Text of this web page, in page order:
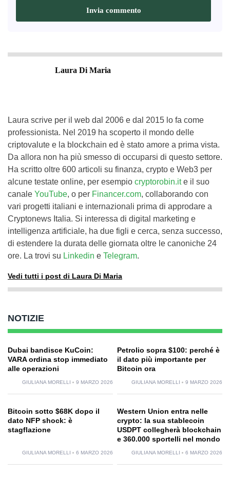
Laura Di Maria
Laura scrive per il web dal 2006 e dal 2015 lo fa come
professionista. Nel 2019 ha scoperto il mondo delle
criptovalute e la blockchain ed è stato amore a prima vista.
Da allora non ha più smesso di occuparsi di questo settore.
Ha scritto oltre 600 articoli su finanza, crypto e Web3 per
alcune testate online, per esempio cryptorobin.it e il suo
canale YouTube, o per Financer.com, collaborando con
vari progetti italiani e internazionali prima di approdare a
Cryptonews Italia. Si interessa di digital marketing e
intelligenza artificiale, ha due figli e cerca, senza successo,
di estendere la durata delle giornata oltre le canoniche 24
ore. La trovi su Linkedin e Telegram.
Vedi tutti i post di Laura Di Maria
NOTIZIE
Dubai bandisce KuCoin:
VARA ordina stop immediato
alle operazioni
GIULIANA MORELLI 9 MARZO 2026
Petrolio sopra $100: perché è
il dato più importante per
Bitcoin ora
GIULIANA MORELLI 9 MARZO 2026
Bitcoin sotto $68K dopo il
dato NFP shock: è
stagflazione
GIULIANA MORELLI 6 MARZO 2026
Western Union entra nelle
crypto: la sua stablecoin
USDPT collegherà blockchain
e 360.000 sportelli nel mondo
GIULIANA MORELLI 6 MARZO 2026